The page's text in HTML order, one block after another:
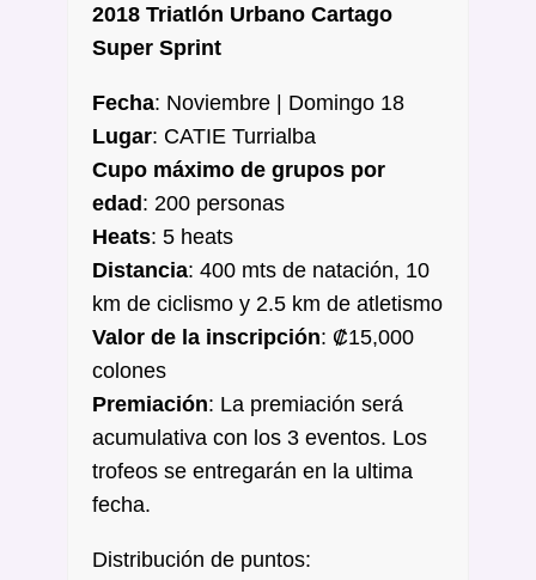
2018 Triatlón Urbano Cartago
Super Sprint
Fecha: Noviembre | Domingo 18
Lugar: CATIE Turrialba
Cupo máximo de grupos por
edad: 200 personas
Heats: 5 heats
Distancia: 400 mts de natación, 10
km de ciclismo y 2.5 km de atletismo
Valor de la inscripción: ₡15,000
colones
Premiación: La premiación será
acumulativa con los 3 eventos. Los
trofeos se entregarán en la ultima
fecha.
Distribución de puntos: